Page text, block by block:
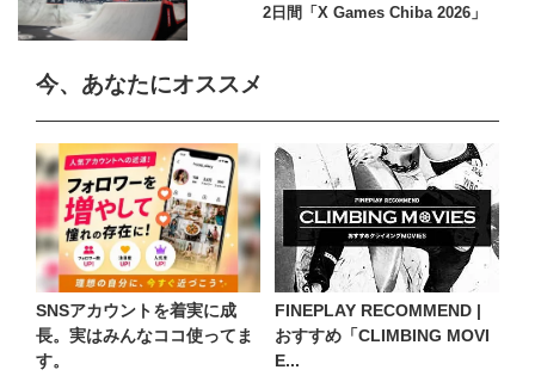
2日間「X Games Chiba 2026」
今、あなたにオススメ
SNSアカウントを着実に成
長。実はみんなココ使ってま
す。
FINEPLAY RECOMMEND |
おすすめ「CLIMBING MOVI
E...